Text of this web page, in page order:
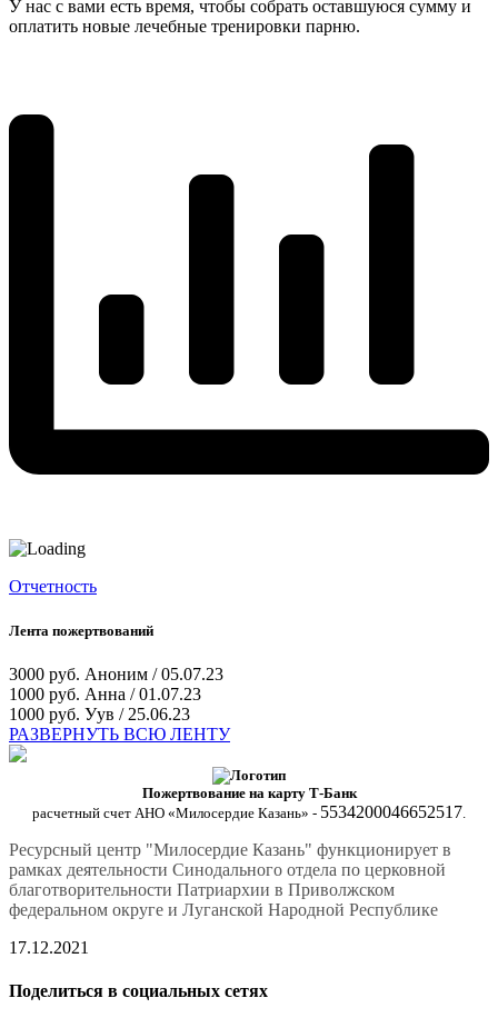
У нас с вами есть время, чтобы собрать оставшуюся сумму и
оплатить новые лечебные тренировки парню.
Отчетность
Лента пожертвований
3000 руб. Аноним / 05.07.23
1000 руб. Анна / 01.07.23
1000 руб. Уув / 25.06.23
РАЗВЕРНУТЬ ВСЮ ЛЕНТУ
Пожертвование на карту Т-Банк
расчетный счет АНО «Милосердие Казань» - 5534200046652517
Ресурсный центр "Милосердие Казань" функционирует в
рамках деятельности Синодального отдела по церковной
благотворительности Патриархии в Приволжском
федеральном округе и Луганской Народной Республике
17.12.2021
Поделиться в социальных сетях